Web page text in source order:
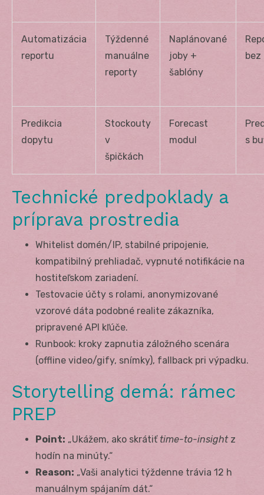
Automatizácia
reportu
Týždenné
manuálne
reporty
Naplánované
joby +
šablóny
bez
Predikcia
dopytu
Stockouty
v
špičkách
Forecast
modul
s
Technické predpoklady a
príprava prostredia
Whitelist domén/IP, stabilné pripojenie,
kompatibilný prehliadač, vypnuté notifikácie na
hostiteľskom zariadení.
Testovacie účty s rolami, anonymizované
vzorové dáta podobné realite zákazníka,
pripravené API kľúče.
Runbook: kroky zapnutia záložného scenára
(offline video/gify, snímky), fallback pri výpadku.
Storytelling demá: rámec
PREP
Point: „Ukážem, ako skrátiť time-to-insightz
hodín na minúty.“
Reason: „Vaši analytici týždenne trávia 12 h
manuálnym spájaním dát.“